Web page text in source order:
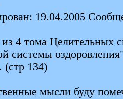
19.04.2005
4 тома Целительных
системы
(стр 134)
мысли буду